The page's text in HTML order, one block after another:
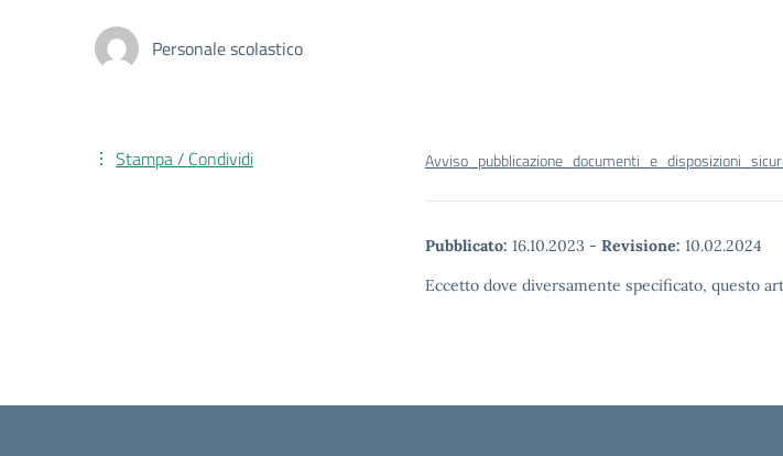
Personale scolastico
Pubblicato: 16.10.2023 - Revisione: 10.02.2024
Eccetto dove diversamente specificato, questo
Stampa / Condividi